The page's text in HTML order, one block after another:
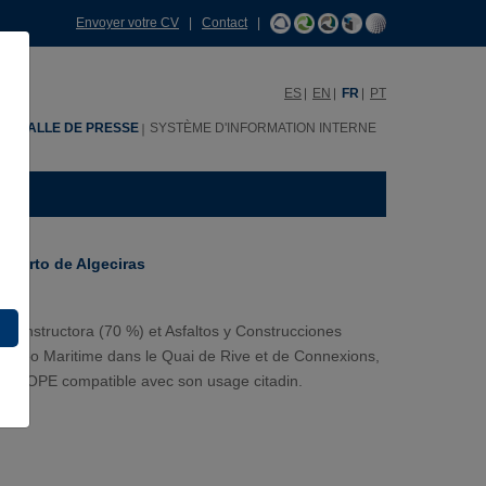
Envoyer votre CV Contact|
ES EN FR PT
SALLE DE PRESSE SYSTÈME D'INFORMATION INTERNE
de Algeciras
(70 %) et Asfaltos y Construcciones
Maritime dans le Quai de Rive et de Connexions,
OPE compatible avec son usage citadin.